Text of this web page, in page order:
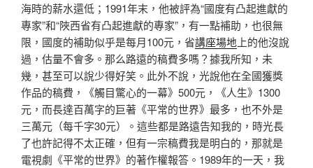
海時的薪水還低；1991年末，他被評為“國度有凸起進獻的
專家”和“陜西省有凸起進獻的專家”，有一點補助，也很無
限，國度的補助似乎是每月100元，省講座場地 上的他沒說
過，估量不會多。那么路遠的稿費多嗎？據我所知，未
幾，甚至可以說少得好笑。此外不說，光說他在全國獲獎
作品的稿費，《觸目驚心的一幕》500元，《人生》1300
元，而長達百萬字的巨著《平常的世界》最多，也不外是
三萬元（每千字30元）。這些都是路遠告知我的，時光長
了也許記得不太正確，但有一宗稿費我是明白的，那就是
電視劇《平常的世界》的著作權報答。1989年的一天，我